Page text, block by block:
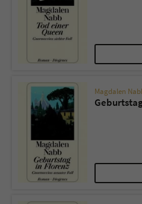
Magdalen